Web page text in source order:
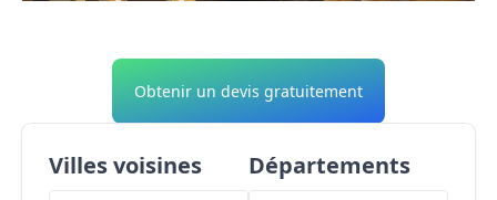
Obtenir un devis gratuitement
Villes voisines Départements